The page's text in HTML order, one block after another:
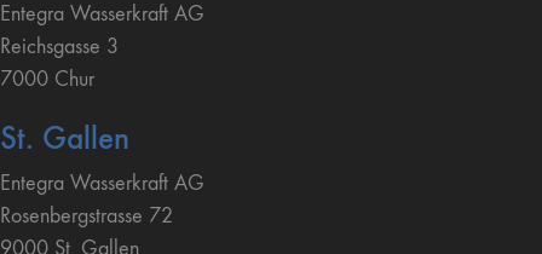
Entegra Wasserkraft AG
Reichsgasse 3
7000 Chur
St. Gallen
Entegra Wasserkraft AG
Rosenbergstrasse 72